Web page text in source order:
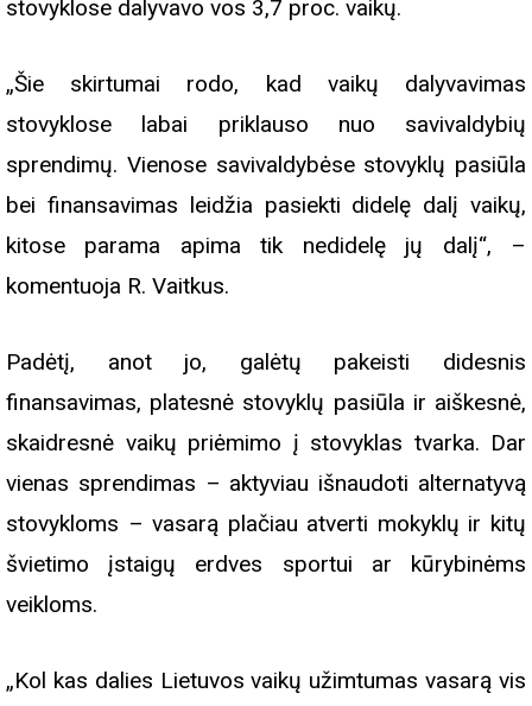
stovyklose dalyvavo vos 3,7 proc. vaikų.
„Šie skirtumai rodo, kad vaikų dalyvavimas
stovyklose labai priklauso nuo savivaldybių
sprendimų. Vienose savivaldybėse stovyklų pasiūla
bei finansavimas leidžia pasiekti didelę dalį vaikų,
kitose parama apima tik nedidelę jų dalį“, –
komentuoja R. Vaitkus.
Padėtį, anot jo, galėtų pakeisti didesnis
finansavimas, platesnė stovyklų pasiūla ir aiškesnė,
skaidresnė vaikų priėmimo į stovyklas tvarka. Dar
vienas sprendimas – aktyviau išnaudoti alternatyvą
stovykloms – vasarą plačiau atverti mokyklų ir kitų
švietimo įstaigų erdves sportui ar kūrybinėms
veikloms.
„Kol kas dalies Lietuvos vaikų užimtumas vasarą vis